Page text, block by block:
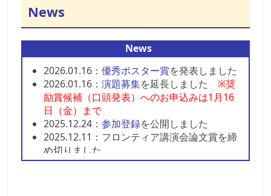
News
News
2026.01.16：優秀ポスター賞を発表しました
2026.01.16：演題募集を延長しました※奨
励賞候補（口頭発表）へのお申込みは1月16
日（金）まで
2025.12.24：参加登録を公開しました
2025.12.11：フロンティア講演会論文賞を締
め切りました
2025.11.28：フロンティア講演会論文賞の期